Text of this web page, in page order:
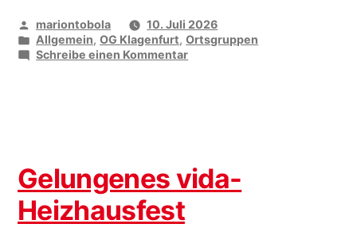
Veröffentlicht
von
mariontobola
10. Juli 2026
Veröffentlicht
unter
Allgemein,OG Klagenfurt,Ortsgruppen
Schreibe einen Kommentarzu
Gelungenes vida-
Heizhausfest